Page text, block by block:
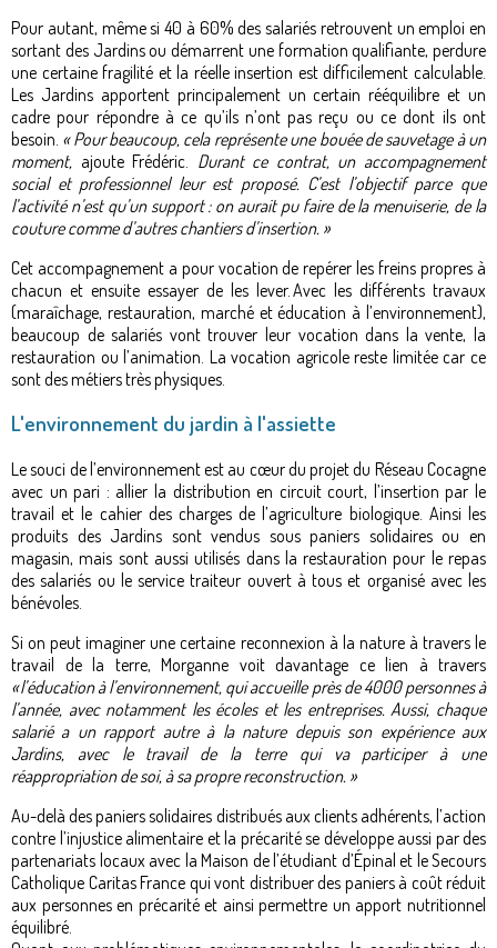
Pour autant, même si 40 à 60% des salariés retrouvent un emploi en
sortant des Jardins ou démarrent une formation qualifiante, perdure
une certaine fragilité et la réelle insertion est difficilement calculable.
Les Jardins apportent principalement un certain rééquilibre et un
cadre pour répondre à ce qu’ils n’ont pas reçu ou ce dont ils ont
besoin. « Pour beaucoup, cela représente une bouée de sauvetage à un
moment, ajoute Frédéric. Durant ce contrat, un accompagnement
social et professionnel leur est proposé. C’est l’objectif parce que
l’activité n’est qu’un support : on aurait pu faire de la menuiserie, de la
couture comme d’autres chantiers d’insertion. »
Cet accompagnement a pour vocation de repérer les freins propres à
chacun et ensuite essayer de les lever. Avec les différents travaux
(maraîchage, restauration, marché et éducation à l’environnement),
beaucoup de salariés vont trouver leur vocation dans la vente, la
restauration ou l’animation. La vocation agricole reste limitée car ce
sont des métiers très physiques.
L'environnement du jardin à l'assiette
Le souci de l’environnement est au cœur du projet du Réseau Cocagne
avec un pari : allier la distribution en circuit court, l’insertion par le
travail et le cahier des charges de l’agriculture biologique. Ainsi les
produits des Jardins sont vendus sous paniers solidaires ou en
magasin, mais sont aussi utilisés dans la restauration pour le repas
des salariés ou le service traiteur ouvert à tous et organisé avec les
bénévoles.
Si on peut imaginer une certaine reconnexion à la nature à travers le
travail de la terre, Morganne voit davantage ce lien à travers
« l’éducation à l’environnement, qui accueille près de 4000 personnes à
l’année, avec notamment les écoles et les entreprises. Aussi, chaque
salarié a un rapport autre à la nature depuis son expérience aux
Jardins, avec le travail de la terre qui va participer à une
réappropriation de soi, à sa propre reconstruction. »
Au-delà des paniers solidaires distribués aux clients adhérents, l’action
contre l’injustice alimentaire et la précarité se développe aussi par des
partenariats locaux avec la Maison de l’étudiant d’Épinal et le Secours
Catholique Caritas France qui vont distribuer des paniers à coût réduit
aux personnes en précarité et ainsi permettre un apport nutritionnel
équilibré.